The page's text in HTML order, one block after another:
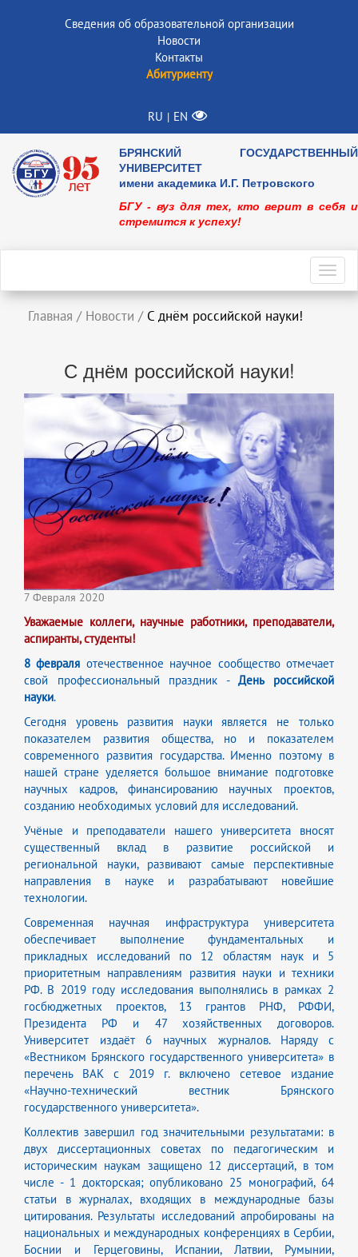
Сведения об образовательной организации
Новости
Контакты
Абитуриенту
RU | EN
БРЯНСКИЙ ГОСУДАРСТВЕННЫЙ
УНИВЕРСИТЕТ
имени академика И.Г. Петровского
БГУ - вуз для тех, кто верит в себя и
стремится к успеху!
Главная / Новости / С днём российской науки!
С днём российской науки!
7 Февраля 2020
Уважаемые коллеги, научные работники, преподаватели,
аспиранты, студенты!
8 февраля отечественное научное сообщество отмечает
свой профессиональный праздник -День российской
науки.
Сегодня уровень развития науки является не только
показателем развития общества, но и показателем
современного развития государства. Именно поэтому в
нашей стране уделяется большое внимание подготовке
научных кадров, финансированию научных проектов,
созданию необходимых условий для исследований.
Учёные и преподаватели нашего университета вносят
существенный вклад в развитие российской и
региональной науки, развивают самые перспективные
направления в науке и разрабатывают новейшие
технологии.
Современная научная инфраструктура университета
обеспечивает выполнение фундаментальных и
прикладных исследований по 12 областям наук и 5
приоритетным направлениям развития науки и техники
РФ. В 2019 году исследования выполнялись в рамках 2
госбюджетных проектов, 13 грантов РНФ, РФФИ,
Президента РФ и 47 хозяйственных договоров.
Университет издаёт 6 научных журналов. Наряду с
«Вестником Брянского государственного университета» в
перечень ВАК с 2019 г. включено сетевое издание
«Научно-технический вестник Брянского
государственного университета».
Коллектив завершил год значительными результатами: в
двух диссертационных советах по педагогическим и
историческим наукам защищено 12 диссертаций, в том
числе - 1 докторская; опубликовано 25 монографий, 64
статьи в журналах, входящих в международные базы
цитирования. Результаты исследований апробированы на
национальных и международных конференциях в Сербии,
Боснии и Герцеговины, Испании, Латвии, Румынии,